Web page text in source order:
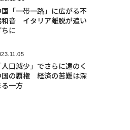
国「一帯一路」に広がる不
和音 イタリア離脱が追い
に
人口減少」でさらに遠のく
国の覇権 経済の苦難は深
る一方